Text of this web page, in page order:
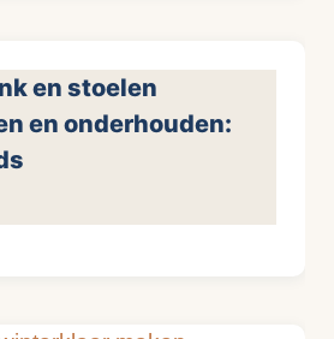
en stoelen
en onderhouden: